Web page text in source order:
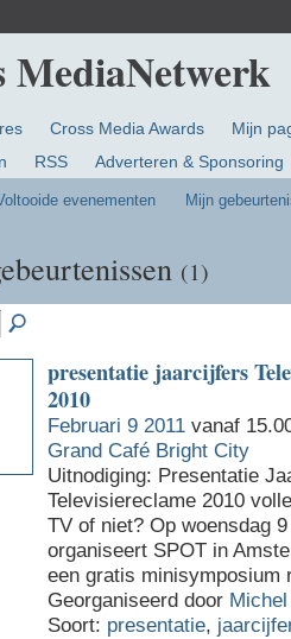
Cross Media Awards
Mijn
RSS Adverteren & Sponsoring
evenementen Mijn
(1)
presentatie jaarcijfers
2010
Februari 9 2011vanaf
Grand Café Bright City
Uitnodiging: Presentatie
Televisiereclame 2010
TV of niet? Op woensdag
organiseert SPOT in
een gratis minisymposium
Georganiseerd door
Soort: presentatie,